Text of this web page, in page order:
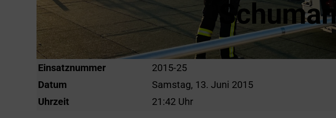
Einsatznummer
2015-25
Datum
Samstag, 13. Juni 2015
Uhrzeit
21:42 Uhr